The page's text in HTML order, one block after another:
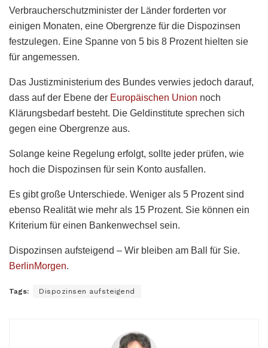
Verbraucherschutzminister der Länder forderten vor
einigen Monaten, eine Obergrenze für die Dispozinsen
festzulegen. Eine Spanne von 5 bis 8 Prozent hielten sie
für angemessen.
Das Justizministerium des Bundes verwies jedoch darauf,
dass auf der Ebene der Europäischen Union noch
Klärungsbedarf besteht. Die Geldinstitute sprechen sich
gegen eine Obergrenze aus.
Solange keine Regelung erfolgt, sollte jeder prüfen, wie
hoch die Dispozinsen für sein Konto ausfallen.
Es gibt große Unterschiede. Weniger als 5 Prozent sind
ebenso Realität wie mehr als 15 Prozent. Sie können ein
Kriterium für einen Bankenwechsel sein.
Dispozinsen aufsteigend – Wir bleiben am Ball für Sie.
BerlinMorgen.
Tags: Dispozinsen aufsteigend